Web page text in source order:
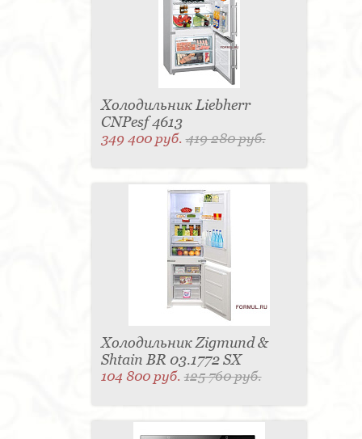
Панель настенная для TV - 4
Кассетница - 3Держатель для
туалетной бумаги - 3Поднос - 3
Мыльница - 3
Кухня - 2Стиральная машина - 2
Тумба - 2
Карниз для штор - 2
Газетница - 2
Крючок - 2Полотенцесушитель - 2
Розетка - 2Игрушка - 1
Мясорубка - 1Съемник для одежды - 1
Выдвижная система - 1
Ведро для мусора - 1
Игрушка - 1Игрушка - 1
Держатель для одежды - 1
Ширма - 1
Микроволновая печь - 1Кондиционер - 1
Душевая кабина - 1Буфет - 1
Игрушка - 1Игрушка - 1
Игрушка - 1
Игрушка - 1
Подогреватель посуды - 1Игрушка - 1
Холодильник Liebherr
CNPesf 4613
349 400 руб.419 280 руб.
Холодильник Zigmund &
Shtain BR 03.1772 SX
104 800 руб.125 760 руб.